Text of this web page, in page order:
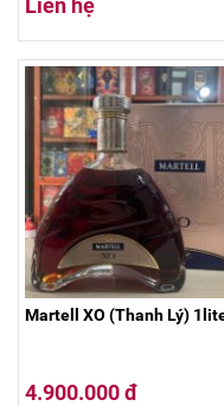
Liên hệ
Martell XO (Thanh Lý)
4.900.000 đ